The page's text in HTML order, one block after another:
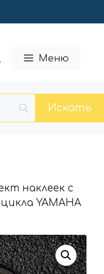
Меню
наклеек с
YAMAHA